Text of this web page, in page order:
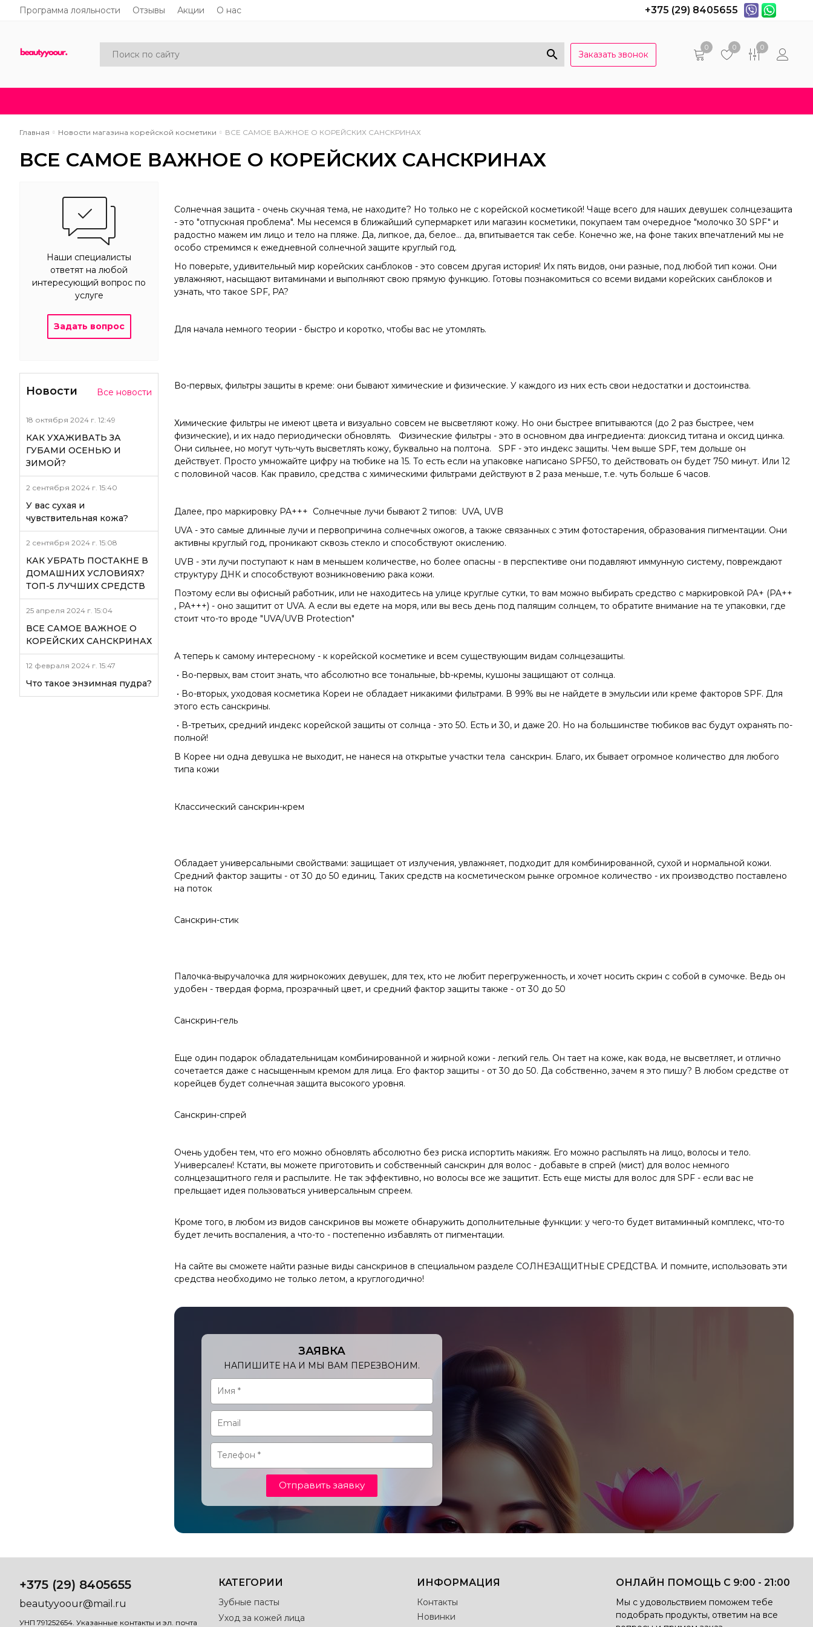
Программа лояльности Отзывы Акции О нас +375 (29) 8405655
Заказать звонок
0 0 0
Главная Новости магазина корейской косметики ВСЕ САМОЕ ВАЖНОЕ О КОРЕЙСКИХ САНСКРИНАХ
ВСЕ САМОЕ ВАЖНОЕ О КОРЕЙСКИХ САНСКРИНАХ
Наши специалисты
ответят на любой
интересующий вопрос по
услуге
Задать вопрос
Новости Все новости
18 октября 2024 г. 12:49
КАК УХАЖИВАТЬ ЗА
ГУБАМИ ОСЕНЬЮ И
ЗИМОЙ?
2 сентября 2024 г. 15:40
У вас сухая и
чувствительная кожа?
2 сентября 2024 г. 15:08
КАК УБРАТЬ ПОСТАКНЕ В
ДОМАШНИХ УСЛОВИЯХ?
ТОП-5 ЛУЧШИХ СРЕДСТВ
25 апреля 2024 г. 15:04
ВСЕ САМОЕ ВАЖНОЕ О
КОРЕЙСКИХ САНСКРИНАХ
12 февраля 2024 г. 15:47
Что такое энзимная пудра?
Солнечная защита - очень скучная тема, не находите? Но только не с корейской косметикой! Чаще всего для наших девушек солнцезащита
- это "отпускная проблема". Мы несемся в ближайший супермаркет или магазин косметики, покупаем там очередное "молочко 30 SPF" и
радостно мажем им лицо и тело на пляже. Да, липкое, да, белое... да, впитывается так себе. Конечно же, на фоне таких впечатлений мы не
особо стремимся к ежедневной солнечной защите круглый год.
Но поверьте, удивительный мир корейских санблоков - это совсем другая история! Их пять видов, они разные, под любой тип кожи. Они
увлажняют, насыщают витаминами и выполняют свою прямую функцию. Готовы познакомиться со всеми видами корейских санблоков и
узнать, что такое SPF, PA?
Для начала немного теории - быстро и коротко, чтобы вас не утомлять.
Во-первых, фильтры защиты в креме: они бывают химические и физические. У каждого из них есть свои недостатки и достоинства.
Химические фильтры не имеют цвета и визуально совсем не высветляют кожу. Но они быстрее впитываются (до 2 раз быстрее, чем
физические), и их надо периодически обновлять.
Физические фильтры - это в основном два ингредиента: диоксид титана и оксид цинка.
Они сильнее, но могут чуть-чуть высветлять кожу, буквально на полтона. SPF - это индекс защиты. Чем выше SPF, тем дольше он
действует. Просто умножайте цифру на тюбике на 15. То есть если на упаковке написано SPF50, то действовать он будет 750 минут. Или 12
с половиной часов. Как правило, средства с химическими фильтрами действуют в 2 раза меньше, т.е. чуть больше 6 часов.
Далее, про маркировку PA+++ Солнечные лучи бывают 2 типов: UVA, UVB
UVA - это самые длинные лучи и первопричина солнечных ожогов, а также связанных с этим фотостарения, образования пигментации. Они
активны круглый год, проникают сквозь стекло и способствуют окислению.
UVB - эти лучи поступают к нам в меньшем количестве, но более опасны - в перспективе они подавляют иммунную систему, повреждают
структуру ДНК и способствуют возникновению рака кожи.
Поэтому если вы офисный работник, или не находитесь на улице круглые сутки, то вам можно выбирать средство с маркировкой PA+ (PA++
, PA+++) - оно защитит от UVA. А если вы едете на моря, или вы весь день под палящим солнцем, то обратите внимание на те упаковки, где
стоит что-то вроде "UVA/UVB Protection"
А теперь к самому интересному - к корейской косметике и всем существующим видам солнцезащиты.
• Во-первых, вам стоит знать, что абсолютно все тональные, bb-кремы, кушоны защищают от солнца.
• Во-вторых, уходовая косметика Кореи не обладает никакими фильтрами. В 99% вы не найдете в эмульсии или креме факторов SPF. Для
этого есть санскрины.
• В-третьих, средний индекс корейской защиты от солнца - это 50. Есть и 30, и даже 20. Но на большинстве тюбиков вас будут охранять по-
полной!
В Корее ни одна девушка не выходит, не нанеся на открытые участки тела санскрин. Благо, их бывает огромное количество для любого
типа кожи
Классический санскрин-крем
Обладает универсальными свойствами: защищает от излучения, увлажняет, подходит для комбинированной, сухой и нормальной кожи.
Средний фактор защиты - от 30 до 50 единиц. Таких средств на косметическом рынке огромное количество - их производство поставлено
на поток
Санскрин-стик
Палочка-выручалочка для жирнокожих девушек, для тех, кто не любит перегруженность, и хочет носить скрин с собой в сумочке. Ведь он
удобен - твердая форма, прозрачный цвет, и средний фактор защиты также - от 30 до 50
Санскрин-гель
Еще один подарок обладательницам комбинированной и жирной кожи - легкий гель. Он тает на коже, как вода, не высветляет, и отлично
сочетается даже с насыщенным кремом для лица. Его фактор защиты - от 30 до 50. Да собственно, зачем я это пишу? В любом средстве от
корейцев будет солнечная защита высокого уровня.
Санскрин-спрей
Очень удобен тем, что его можно обновлять абсолютно без риска испортить макияж. Его можно распылять на лицо, волосы и тело.
Универсален! Кстати, вы можете приготовить и собственный санскрин для волос - добавьте в спрей (мист) для волос немного
солнцезащитного геля и распылите. Не так эффективно, но волосы все же защитит. Есть еще мисты для волос для SPF - если вас не
прельщает идея пользоваться универсальным спреем.
Кроме того, в любом из видов санскринов вы можете обнаружить дополнительные функции: у чего-то будет витаминный комплекс, что-то
будет лечить воспаления, а что-то - постепенно избавлять от пигментации.
На сайте вы сможете найти разные виды санскринов в специальном разделе СОЛНЕЗАЩИТНЫЕ СРЕДСТВА. И помните, использовать эти
средства необходимо не только летом, а круглогодично!
ЗАЯВКА
НАПИШИТЕ НА И МЫ ВАМ ПЕРЕЗВОНИМ.
Отправить заявку
+375 (29) 8405655
beautyyoour@mail.ru
УНП 791252654. Указанные контакты и эл. почта
КАТЕГОРИИ
Зубные пасты
Уход за кожей лица
ИНФОРМАЦИЯ
Контакты
Новинки
ОНЛАЙН ПОМОЩЬ С 9:00 - 21:00
Мы с удовольствием поможем тебе
подобрать продукты, ответим на все